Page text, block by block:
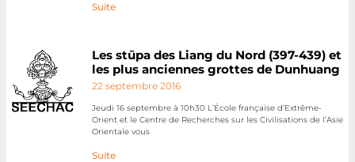
Suite
Les stūpa des Liang du Nord (397-439) et
les plus anciennes grottes de Dunhuang
22 septembre 2016
Jeudi 16 septembre à 10h30 L’École française d’Extrême-
Orient et le Centre de Recherches sur les Civilisations de l’Asie
Orientale vous
Suite